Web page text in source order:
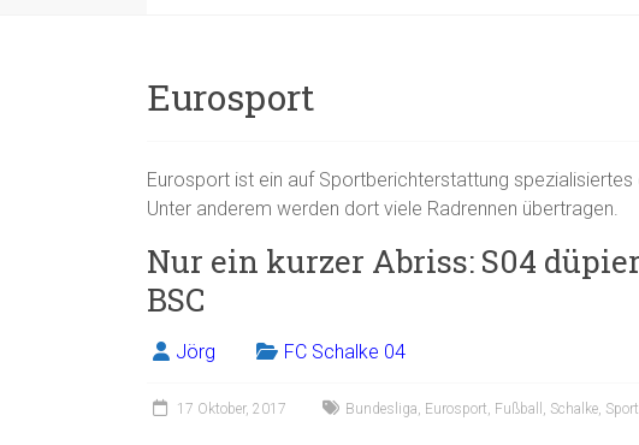
Eurosport
Eurosport ist ein auf Sportberichterstattung
Unter anderem werden dort viele Radrennen übertragen.
Nur ein kurzer Abriss: S04
BSC
Jörg FC Schalke 04
17 Oktober, 2017 Bundesliga Eurosport Fußball Schalke Sport